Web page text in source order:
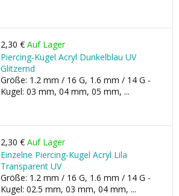
2,30 € Auf Lager
Piercing-Kugel Acryl Dunkelblau UV
Glitzernd
Größe: 1.2 mm / 16 G, 1.6 mm / 14 G -
Kugel: 03 mm, 04 mm, 05 mm, ...
2,30 € Auf Lager
Einzelne Piercing-Kugel Acryl Lila
Transparent UV
Größe: 1.2 mm / 16 G, 1.6 mm / 14 G -
Kugel: 02.5 mm, 03 mm, 04 mm, ...